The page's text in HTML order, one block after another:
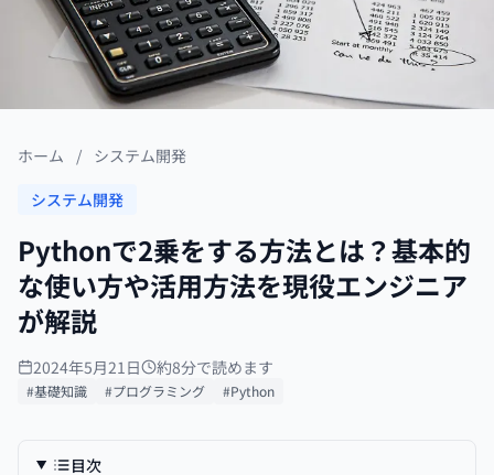
ホーム / システム開発
システム開発
Pythonで2乗をする方法とは？基本的
な使い方や活用方法を現役エンジニア
が解説
2024年5月21日 約8分で読めます
#基礎知識 #プログラミング #Python
目次